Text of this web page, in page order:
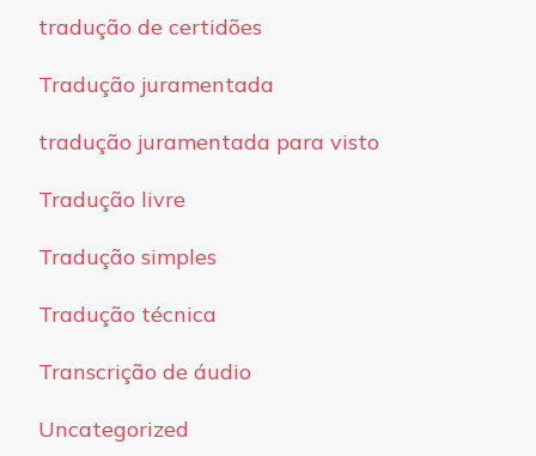
tradução de certidões
Tradução juramentada
tradução juramentada para visto
Tradução livre
Tradução simples
Tradução técnica
Transcrição de áudio
Uncategorized